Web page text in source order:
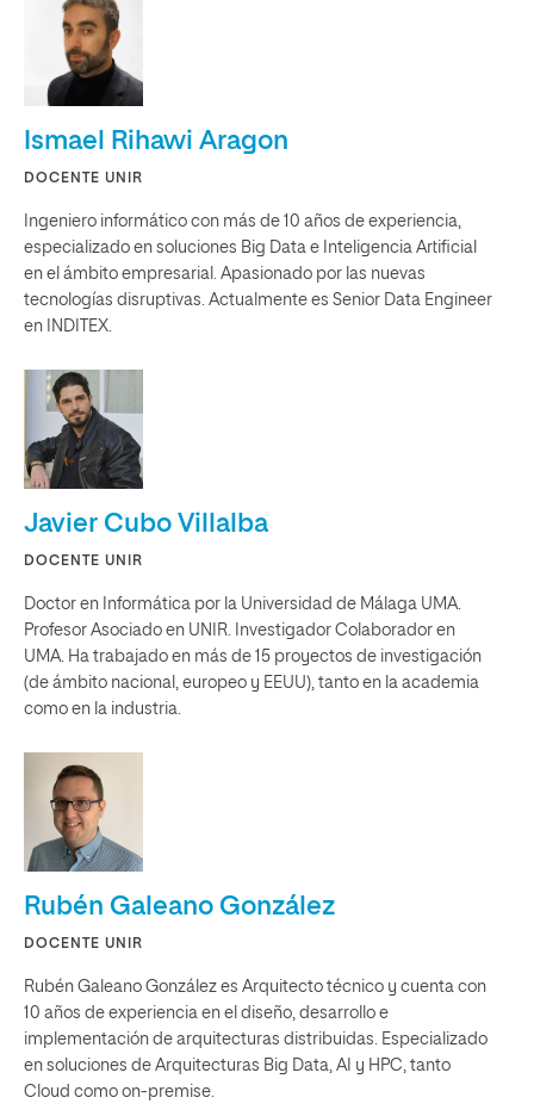
Ismael Rihawi Aragon
DOCENTE UNIR
Ingeniero informático con más de 10 años de experiencia,
especializado en soluciones Big Data e Inteligencia Artificial
en el ámbito empresarial. Apasionado por las nuevas
tecnologías disruptivas. Actualmente es Senior Data Engineer
en INDITEX.
Javier Cubo Villalba
DOCENTE UNIR
Doctor en Informática por la Universidad de Málaga UMA.
Profesor Asociado en UNIR. Investigador Colaborador en
UMA. Ha trabajado en más de 15 proyectos de investigación
(de ámbito nacional, europeo y EEUU), tanto en la academia
como en la industria.
Rubén Galeano González
DOCENTE UNIR
Rubén Galeano González es Arquitecto técnico y cuenta con
10 años de experiencia en el diseño, desarrollo e
implementación de arquitecturas distribuidas. Especializado
en soluciones de Arquitecturas Big Data, AI y HPC, tanto
Cloud como on-premise.